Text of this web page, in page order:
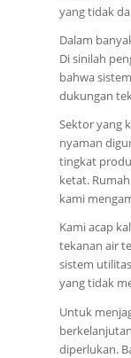
yang tidak
Dalam
Di sinilah
bahwa
dukungan
Sektor yang
nyaman
tingkat
ketat.
kami
Kami acap
tekanan air
sistem
yang tidak
Untuk
diperlukan.